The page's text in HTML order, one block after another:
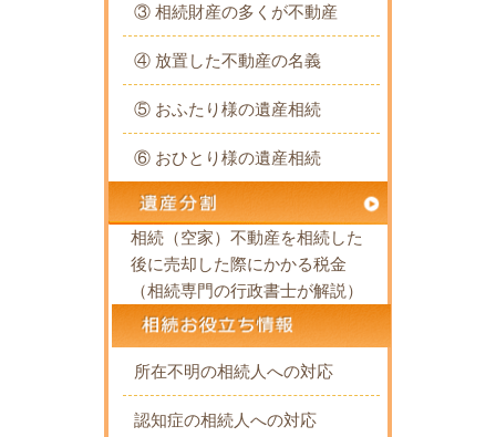
③ 相続財産の多くが不動産
④ 放置した不動産の名義
⑤ おふたり様の遺産相続
⑥ おひとり様の遺産相続
相続（空家）不動産を相続した
後に売却した際にかかる税金
（相続専門の行政書士が解説）
所在不明の相続人への対応
認知症の相続人への対応